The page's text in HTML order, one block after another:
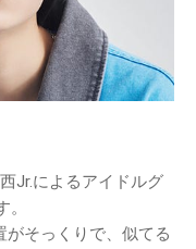
Jr.によるアイドルグ
そっくりで、似てる